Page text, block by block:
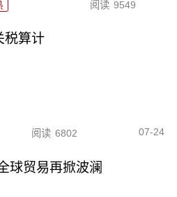
阅读 9549
税算计
阅读 6802 07-24
球贸易再掀波澜